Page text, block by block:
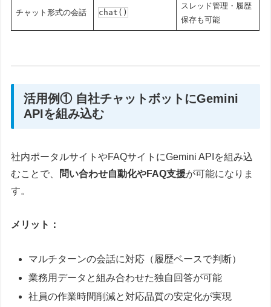
チャット形式の会話 chat()
スレッド管理・履歴
保存も可能
活用例① 自社チャットボットにGemini
APIを組み込む
社内ポータルサイトやFAQサイトにGemini APIを組み込
むことで、
問い合わせ自動化やFAQ支援が可能になりま
す。
メリット：
マルチターンの会話に対応（履歴ベースで判断）
業務用データと組み合わせた独自回答が可能
社員の作業時間削減と対応品質の安定化が実現